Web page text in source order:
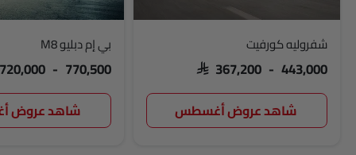
شفروليه كورفيت
SAR 367,200 - 443,000
شاهد عروض أغسطس
بي إم دبليو M8
720,000 - 770,500
شاهد عروض